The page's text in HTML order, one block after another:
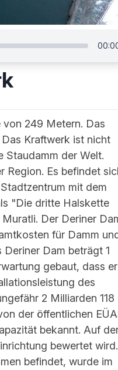
249 Metern. Das
Kraftwerk ist nicht
Staudamm der Welt.
Region. Es befindet
mit dem
"Die dritte Halskette
Der Deriner
für Damm
Dam beträgt 1
gebaut, dass er
des
2 Milliarden 118
der öffentlichen
bekannt. Auf
bewertet wird.
befindet, wurde im